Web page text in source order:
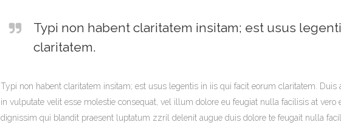
Typi non habent claritatem insitam; est usus
claritatem.
Typi non habent claritatem insitam; est usus legentis in iis qui facit eorum claritatem.
in vulputate velit esse molestie consequat, vel illum dolore eu feugiat nulla facilisis at vero
dignissim qui blandit praesent luptatum zzril delenit augue duis dolore te feugait nulla